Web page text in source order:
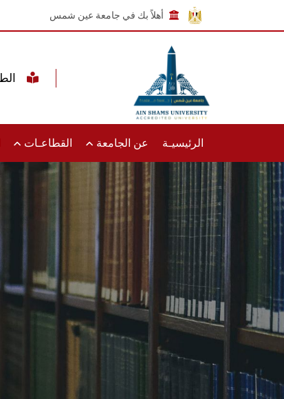
أهلاً بك في جامعة عين شمس
الرئيسيـة عن الجامعة القطاعـات